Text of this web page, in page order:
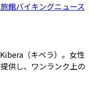
館バイキングニュース
（キベラ）。女性
供し、ワンランク上の